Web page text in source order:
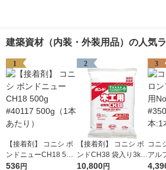
建築資材（内装・外装用品）の人気
1
【接着剤】 コニシ ボ
ンドニューCH18 500
g #40117 500g（1本
536円
2
【接着剤】 コニシ ボ
ンドCH38 袋入り3kg
#40250 3kg（1袋あた
10,800円
3
コニ
アル
20g